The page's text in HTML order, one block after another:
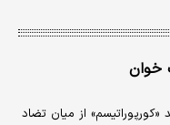
خوان
«کورپوراتیسم» از میان تضاد